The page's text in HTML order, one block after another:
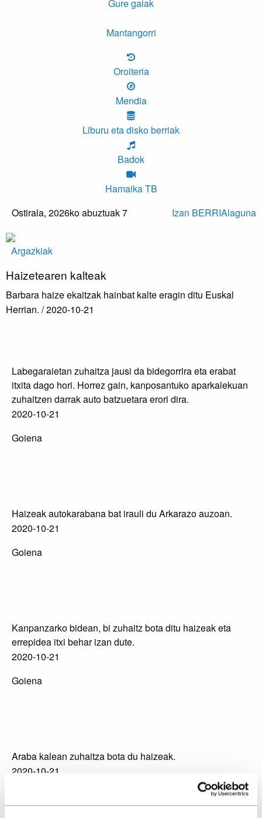
Gure gaiak
Mantangorri
Oroiteria
Mendia
Liburu eta disko berriak
Badok
Hamaika TB
Ostirala, 2026ko abuztuak 7 Izan BERRIAlaguna
Argazkiak
Haizetearen kalteak
Barbara haize ekaitzak hainbat kalte eragin ditu Euskal
Herrian. /2020-10-21
Labegaraietan zuhaitza jausi da bidegorrira eta erabat
itxita dago hori. Horrez gain, kanposantuko aparkalekuan
zuhaitzen darrak auto batzuetara erori dira.
2020-10-21
Goiena
Haizeak autokarabana bat irauli du Arkarazo auzoan.
2020-10-21
Goiena
Kanpanzarko bidean, bi zuhaitz bota ditu haizeak eta
errepidea itxi behar izan dute.
2020-10-21
Goiena
Araba kalean zuhaitza bota du haizeak.
2020-10-21